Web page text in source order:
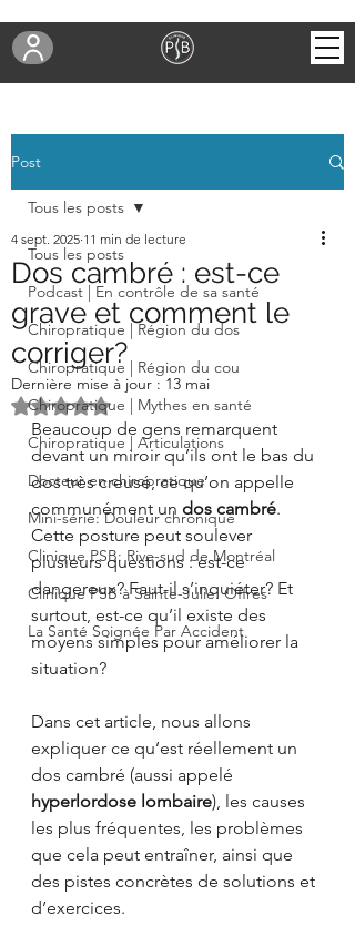
Post
Tous les posts
Podcast | En contrôle de sa santé
Chiropratique | Région du dos
Chiropratique | Région du cou
Chiropratique | Mythes en santé
Chiropratique | Articulations
Docteur en chiropratique
Mini-série: Douleur chronique
Clinique PSB: Rive-sud de Montréal
Clinique PSB à Sainte-Julie: Offres
La Santé Soignée Par Accident
Tous les posts
Dos cambré : est-ce
grave et comment le
corriger?
4 sept. 2025 11 min de lecture
Dernière mise à jour : 13 mai
Noté NaN étoiles sur 5.
Beaucoup de gens remarquent
devant un miroir qu’ils ont le bas du
dos très creusé, ce qu’on appelle
communément un dos cambré.
Cette posture peut soulever
plusieurs questions : est-ce
dangereux? Faut-il s’inquiéter? Et
surtout, est-ce qu’il existe des
moyens simples pour améliorer la
situation?
Dans cet article, nous allons
expliquer ce qu’est réellement un
dos cambré (aussi appelé
hyperlordose lombaire), les causes
les plus fréquentes, les problèmes
que cela peut entraîner, ainsi que
des pistes concrètes de solutions et
d’exercices.